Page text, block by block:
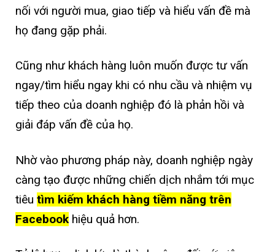
nối với người mua, giao tiếp và hiểu vấn đề mà
họ đang gặp phải.
Cũng như khách hàng luôn muốn được tư vấn
ngay/tìm hiểu ngay khi có nhu cầu và nhiệm vụ
tiếp theo của doanh nghiệp đó là phản hồi và
giải đáp vấn đề của họ.
Nhờ vào phương pháp này, doanh nghiệp ngày
càng tạo được những chiến dịch nhắm tới mục
tiêu tìm kiếm khách hàng tiềm năng trên
Facebookhiệu quả hơn.